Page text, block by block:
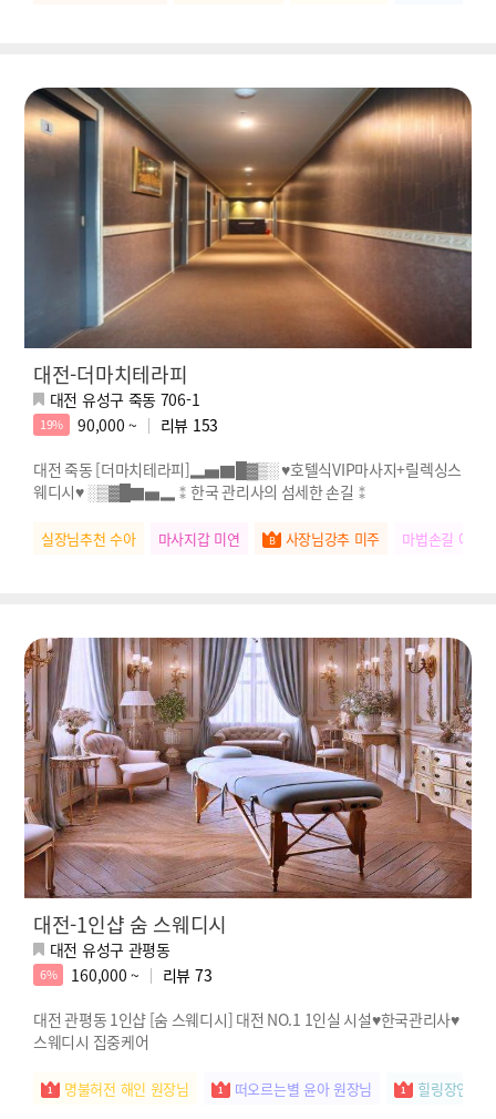
대전-더마치테라피
대전 유성구 죽동 706-1
19% 90,000 ~ 리뷰 153
대전 죽동 [더마치테라피]▂▅▇█▓▒░ ♥호텔식VIP마사지+릴렉싱스
웨디시♥ ░▒▓█▇▅▂⁑한국 관리사의 섬세한 손길⁑
실장님추천 수아 마사지갑 미연 사장님강추 미주 마법손길 예리
대전-1인샵 숨 스웨디시
대전 유성구 관평동
6% 160,000 ~ 리뷰 73
대전 관평동 1인샵 [숨 스웨디시] 대전 NO.1 1인실 시설♥한국관리사♥
스웨디시 집중케어
명불허전 해인 원장님 떠오르는별 윤아 원장님 힐링장인 지